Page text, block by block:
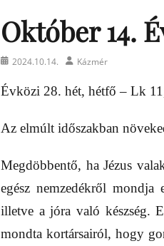
Október 14.
Posted2024.10.14. AuthorKázmér
Évközi 28. hét, hétfő – Lk
Az elmúlt időszakban
Megdöbbentő, ha Jézus
egész nemzedékről
illetve a jóra való készség.
mondta kortársairól, hogy